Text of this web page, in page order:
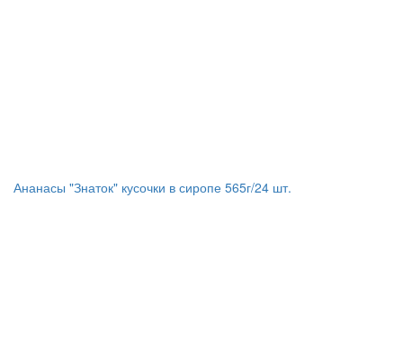
Ананасы "Знаток" кусочки в сиропе 565г/24 шт.